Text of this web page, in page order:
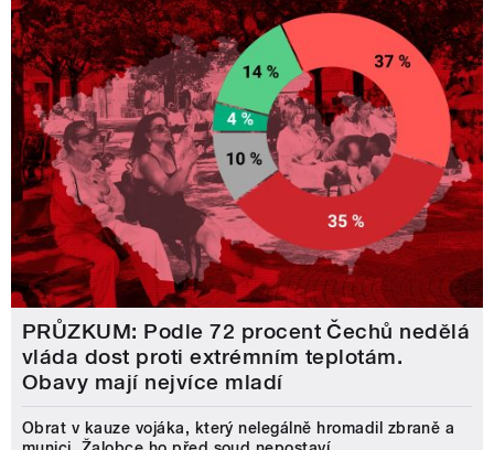
PRŮZKUM: Podle 72 procent Čechů nedělá
vláda dost proti extrémním teplotám.
Obavy mají nejvíce mladí
Obrat v kauze vojáka, který nelegálně hromadil zbraně a